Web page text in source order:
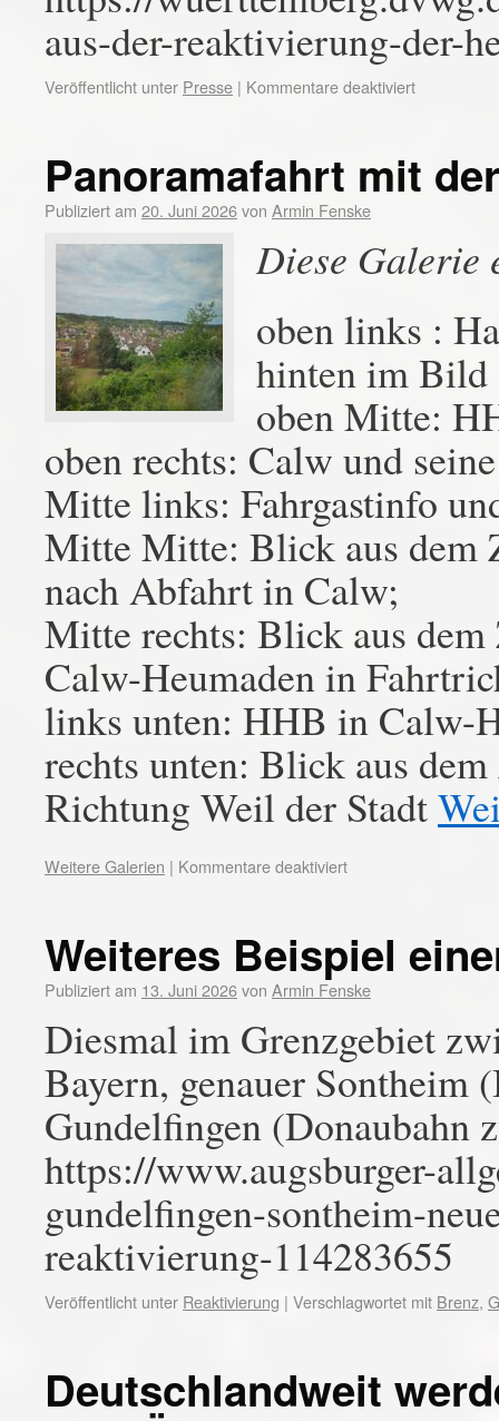
aus-der-reaktivierung-der-
Veröffentlicht unter Presse | Kommentare deaktiviert
Panoramafahrt mit
Publiziert am 20. Juni 2026von Armin Fenske
Diese
oben links :
hinten im
oben Mitte:
oben rechts: Calw und
Mitte links: Fahrgastinfo
Mitte Mitte: Blick aus dem
nach Abfahrt in Calw;
Mitte rechts: Blick aus
Calw-Heumaden in
links unten: HHB in Calw-
rechts unten: Blick aus
Richtung Weil der Stadt
Weitere Galerien | Kommentare deaktiviert
Weiteres Beispiel
Publiziert am 13. Juni 2026von Armin Fenske
Diesmal im Grenzgebiet
Bayern, genauer Sontheim
Gundelfingen (Donaubahn
https://www.augsburger-
gundelfingen-sontheim-
reaktivierung-114283655
Veröffentlicht unter Reaktivierung | Verschlagwortet mit Brenz,
Deutschlandweit